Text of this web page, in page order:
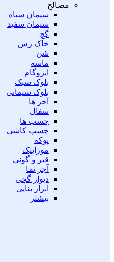
مصالح
سیمان سیاه
سیمان سفید
گچ
خاک رس
شن
ماسه
ایزوگام
بلوک سبک
بلوک سیمانی
آجر ها
سفال
چسب ها
چسب کاشی
پوکه
موزاییک
قیر و گونی
آجر نما
دیوار گچی
ابزار بنایی
بیشتر